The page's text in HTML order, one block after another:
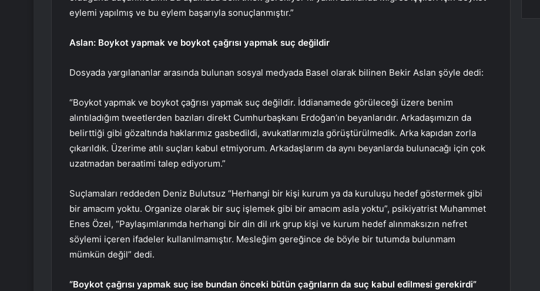
eylemi yapılmış ve bu eylem başarıyla sonuçlanmıştır.”
Aslan: Boykot yapmak ve boykot çağrısı yapmak suç değildir
Dosyada yargılananlar arasında bulunan sosyal medyada Basel olarak bilinen Bekir Aslan şöyle dedi:
“Boykot yapmak ve boykot çağrısı yapmak suç değildir. İddianamede görüleceği üzere benim
alıntıladığım tweetlerden bazıları direkt Cumhurbaşkanı Erdoğan’ın beyanlarıdır. Arkadaşımızın da
belirttiği gibi gözaltında haklarımız gasbedildi, avukatlarımızla görüştürülmedik. Arka kapıdan zorla
çıkarıldık. Üzerime atılı suçları kabul etmiyorum. Arkadaşlarım da aynı beyanlarda bulunacağı için çok
uzatmadan beraatimi talep ediyorum.”
Suçlamaları reddeden Deniz Bulutsuz “Herhangi bir kişi kurum ya da kuruluşu hedef göstermek gibi
bir amacım yoktu. Organize olarak bir suç işlemek gibi bir amacım asla yoktu”, psikiyatrist Muhammet
Enes Özel, “Paylaşımlarımda herhangi bir din dil ırk grup kişi ve kurum hedef alınmaksızın nefret
söylemi içeren ifadeler kullanılmamıştır. Mesleğim gereğince de böyle bir tutumda bulunmam
mümkün değil” dedi.
“Boykot çağrısı yapmak suç ise bundan önceki bütün çağrıların da suç kabul edilmesi gerekirdi”